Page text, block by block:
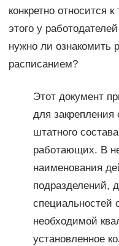
конкретно относится
этого у
нужно ли ознакомить
расписанием?
Этот документ
для
штатного
работающих. В
наименования
подразделений,
специальностей
необходимой
установленное